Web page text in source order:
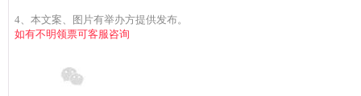
4、 本文案、图片有举办方提供发布。
如有不明领票可客服咨询